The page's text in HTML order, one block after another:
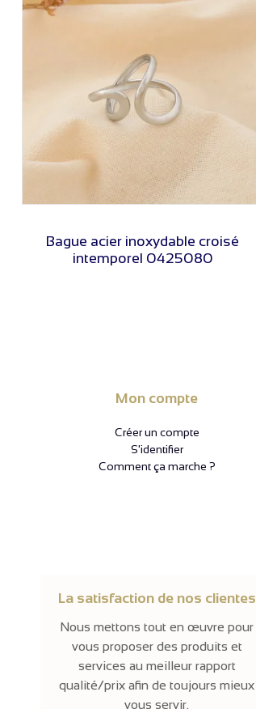
Bague acier inoxydable croisé
intemporel 0425080
Mon compte
Créer un compte
S'identifier
Comment ça marche ?
La satisfaction de nos clientes
Nous mettons tout en œuvre pour
vous proposer des produits et
services au meilleur rapport
qualité/prix afin de toujours mieux
vous servir.